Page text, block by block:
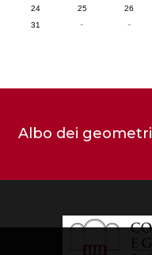
24
25 26
31
- -
Albo dei geometri